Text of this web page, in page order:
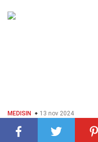
MEDISIN 13 nov 2024
28 Fakta Om Astma